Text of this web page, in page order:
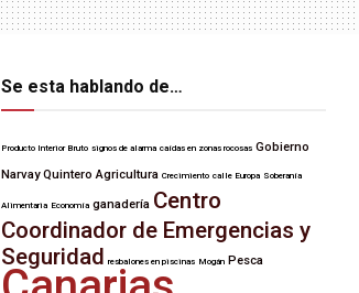
Se esta hablando de…
Producto Interior Bruto signos de alarma caídas en zonas rocosas Gobierno
Narvay Quintero Agricultura Crecimiento calle Europa Soberanía
Alimentaria Economía ganadería Centro
Coordinador de Emergencias y
Seguridad
resbalones en piscinas Mogán Pesca